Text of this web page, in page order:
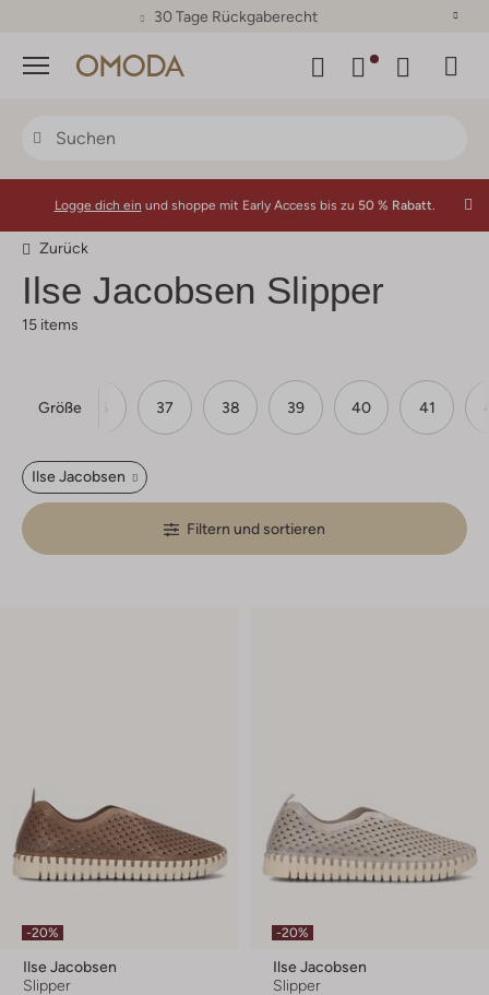
30 Tage Rückgaberecht
Menü
Logge dich ein und shoppe mit Early Access bis zu 50 % Rabatt.
Zurück
Ilse Jacobsen Slipper
15 items
Größe 36 37 38 39 40 41
Ilse Jacobsen
Filtern und sortieren
-20%
Ilse Jacobsen
Slipper
-20%
Ilse Jacobsen
Slipper